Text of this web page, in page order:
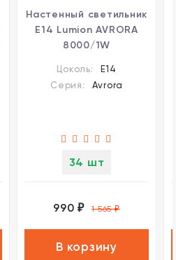
Настенный светильник
Е14 Lumion AVRORA
8000/1W
Цоколь:
E14
Серия:
Avrora
34 шт
990₽ 1 565₽
В корзину